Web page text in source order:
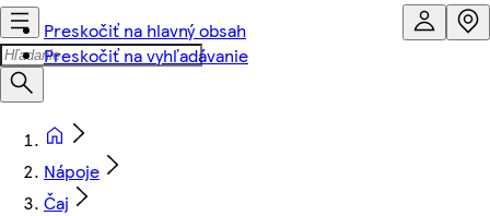
Preskočiť na hlavný obsah
Preskočiť na vyhľadávanie
Nápoje
Čaj